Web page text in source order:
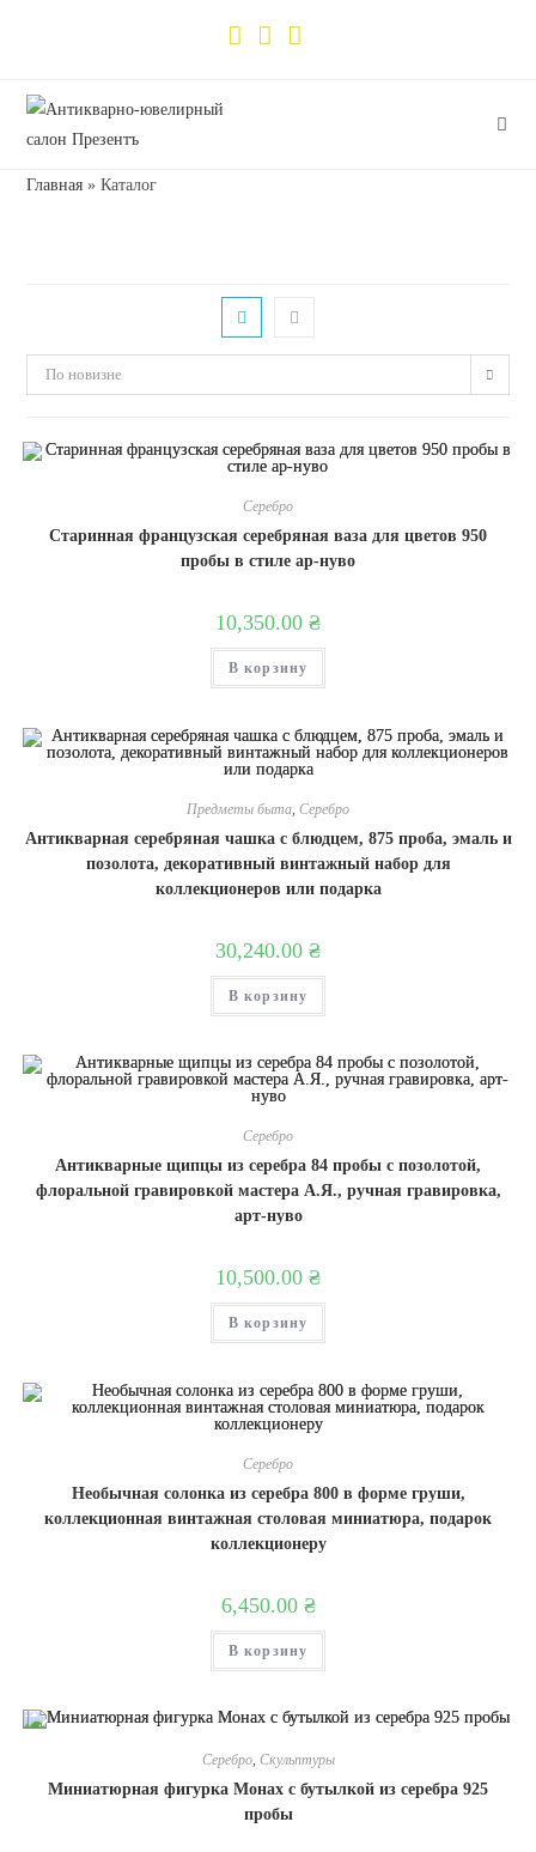
Главная »Каталог
По новизне
Серебро
Старинная французская серебряная ваза для цветов 950
пробы в стиле ар-нуво
10,350.00 ₴
В корзину
Предметы быта Серебро
Антикварная серебряная чашка с блюдцем, 875 проба, эмаль и
позолота, декоративный винтажный набор для
коллекционеров или подарка
30,240.00 ₴
В корзину
Серебро
Антикварные щипцы из серебра 84 пробы с позолотой,
флоральной гравировкой мастера А.Я., ручная гравировка,
арт-нуво
10,500.00 ₴
В корзину
Серебро
Необычная солонка из серебра 800 в форме груши,
коллекционная винтажная столовая миниатюра, подарок
коллекционеру
6,450.00 ₴
В корзину
Серебро, Скульптуры
Миниатюрная фигурка Монах с бутылкой из серебра 925
пробы